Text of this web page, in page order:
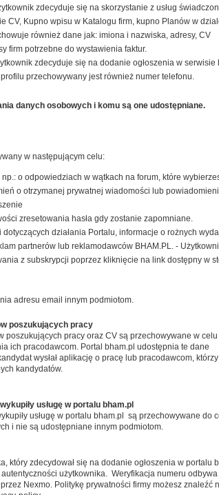
zdecyduje się na skorzystanie z usług
CV, Kupno wpisu w Katalogu firm, kupno Planów w
również dane jak: imiona i nazwiska, adresy, CV
firm potrzebne do wystawienia faktur.
zdecyduje się na dodanie ogłoszenia w
przechowywany jest również numer telefonu.
danych osobowych i komu są one udostępniane.
w następującym celu:
np.: o odpowiedziach w wątkach na forum, które
o otrzymanej prywatnej wiadomości lub
zresetowania hasła gdy zostanie zapomniane.
dotyczących działania Portalu, informacje o rożnych
partnerów lub reklamodawców BHAM.PL. -
z subskrypcji poprzez kliknięcie na link dostępny w
adresu email innym podmiotom.
poszukujących pracy
poszukujących pracy oraz CV są przechowywane w celu
ich pracodawcom. Portal bham.pl udostępnia te dane
wysłał aplikację o pracę lub pracodawcom,
kandydatów.
usługę w portalu bham.pl
usługę w portalu bham.pl są przechowywane do
i nie są udostępniane innym podmiotom.
który zdecydował się na dodanie ogłoszenia w portalu
użytkownika. Weryfikacja numeru odbywa
Nexmo. Politykę prywatności firmy możesz znaleźć